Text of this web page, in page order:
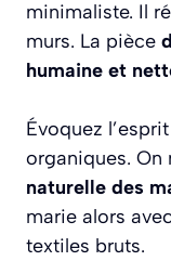
minimaliste. Il
murs. La pièce
humaine et
Évoquez
organiques. On
naturelle des
marie alors
textiles bruts.